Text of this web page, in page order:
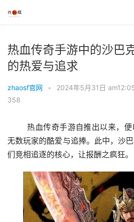
热血传奇手游中的沙巴
的热爱与追求
zhaosf官网 • 2024年5月31日
358
	热血传奇手游自推出以来，便以其怪异的魅力吸引了
无数玩家的酷爱与追捧。此中，沙
们竞相追逐的核心，让报酬之疯狂。